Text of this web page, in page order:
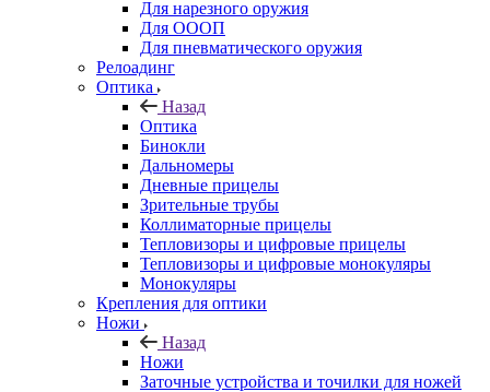
Для нарезного оружия
Для ОООП
Для пневматического оружия
Релоадинг
Оптика
Назад
Оптика
Бинокли
Дальномеры
Дневные прицелы
Зрительные трубы
Коллиматорные прицелы
Тепловизоры и цифровые прицелы
Тепловизоры и цифровые монокуляры
Монокуляры
Крепления для оптики
Ножи
Назад
Ножи
Заточные устройства и точилки для ножей